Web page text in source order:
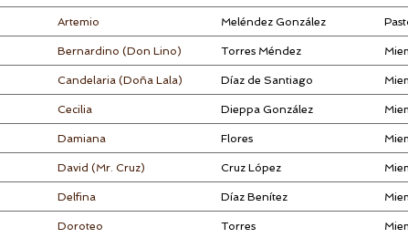
Artemio Meléndez González
Bernardino (Don Lino) Torres Méndez
Candelaria (Doña Lala) Díaz de Santiago
Cecilia Dieppa González
Damiana Flores
David (Mr. Cruz) Cruz López
Delfina Díaz Benítez
Doroteo Torres